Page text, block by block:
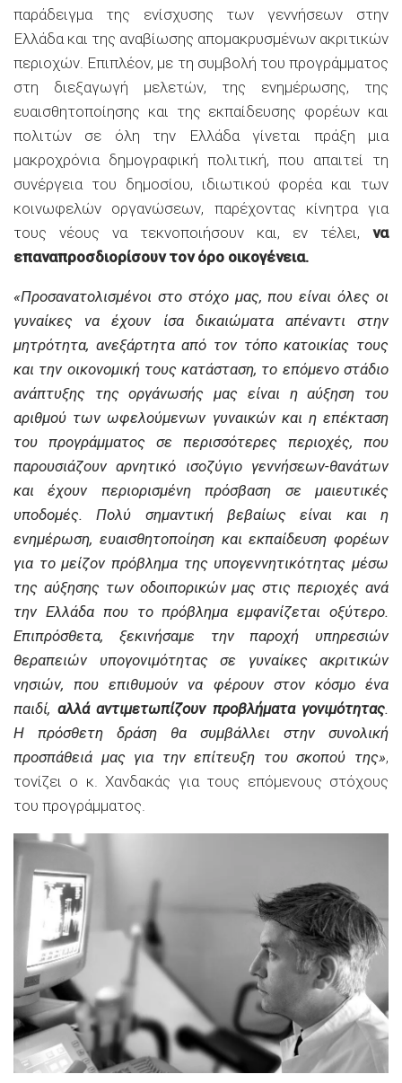
παράδειγμα της ενίσχυσης των γεννήσεων στην
Ελλάδα και της αναβίωσης απομακρυσμένων ακριτικών
περιοχών. Επιπλέον, με τη συμβολή του προγράμματος
στη διεξαγωγή μελετών, της ενημέρωσης, της
ευαισθητοποίησης και της εκπαίδευσης φορέων και
πολιτών σε όλη την Ελλάδα γίνεται πράξη μια
μακροχρόνια δημογραφική πολιτική, που απαιτεί τη
συνέργεια του δημοσίου, ιδιωτικού φορέα και των
κοινωφελών οργανώσεων, παρέχοντας κίνητρα για
τους νέους να τεκνοποιήσουν και, εν τέλει, να
επαναπροσδιορίσουν τον όρο οικογένεια.
«Προσανατολισμένοι στο στόχο μας, που είναι όλες οι
γυναίκες να έχουν ίσα δικαιώματα απέναντι στην
μητρότητα, ανεξάρτητα από τον τόπο κατοικίας τους
και την οικονομική τους κατάσταση, το επόμενο στάδιο
ανάπτυξης της οργάνωσής μας είναι η αύξηση του
αριθμού των ωφελούμενων γυναικών και η επέκταση
του προγράμματος σε περισσότερες περιοχές, που
παρουσιάζουν αρνητικό ισοζύγιο γεννήσεων-θανάτων
και έχουν περιορισμένη πρόσβαση σε μαιευτικές
υποδομές. Πολύ σημαντική βεβαίως είναι και η
ενημέρωση, ευαισθητοποίηση και εκπαίδευση φορέων
για το μείζον πρόβλημα της υπογεννητικότητας μέσω
της αύξησης των οδοιπορικών μας στις περιοχές ανά
την Ελλάδα που το πρόβλημα εμφανίζεται οξύτερο.
Επιπρόσθετα, ξεκινήσαμε την παροχή υπηρεσιών
θεραπειών υπογονιμότητας σε γυναίκες ακριτικών
νησιών, που επιθυμούν να φέρουν στον κόσμο ένα
παιδί, αλλά αντιμετωπίζουν προβλήματα γονιμότητας.
Η πρόσθετη δράση θα συμβάλλει στην συνολική
προσπάθειά μας για την επίτευξη του σκοπού της»,
τονίζει ο κ. Χανδακάς για τους επόμενους στόχους
του προγράμματος.